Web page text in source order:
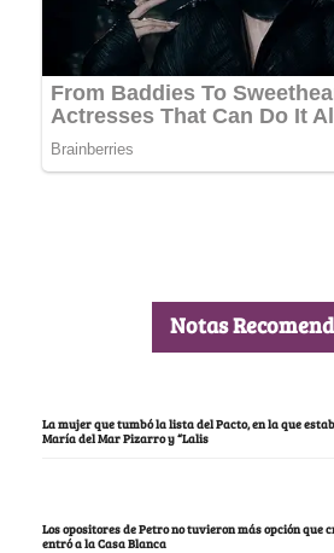
Notas
La mujer que tumbó la lista del Pacto, en la que
María del Mar Pizarro y “Lalis
Los opositores de Petro no tuvieron más opción
entró a la Casa Blanca